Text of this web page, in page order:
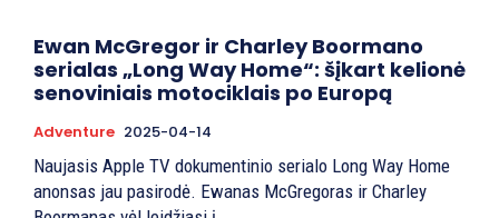
Ewan McGregor ir Charley Boormano
serialas „Long Way Home“: šįkart kelionė
senoviniais motociklais po Europą
Adventure 2025-04-14
Naujasis Apple TV dokumentinio serialo Long Way Home
anonsas jau pasirodė. Ewanas McGregoras ir Charley